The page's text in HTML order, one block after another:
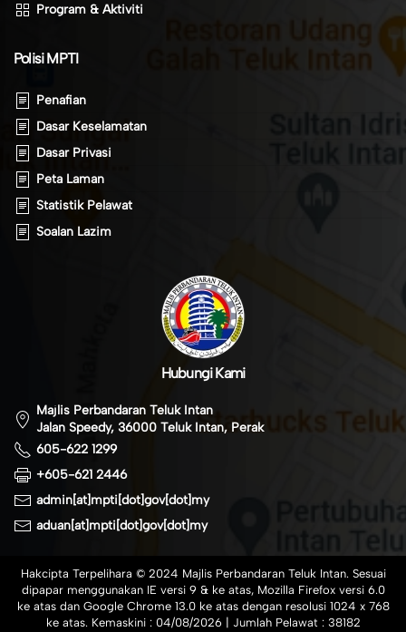
Program & Aktiviti
Polisi MPTI
Penafian
Dasar Keselamatan
Dasar Privasi
Peta Laman
Statistik Pelawat
Soalan Lazim
Hubungi Kami
Majlis Perbandaran Teluk Intan
Jalan Speedy, 36000 Teluk Intan, Perak
605-622 1299
+605-621 2446
admin[at]mpti[dot]gov[dot]my
aduan[at]mpti[dot]gov[dot]my
Hakcipta Terpelihara © 2024 Majlis Perbandaran Teluk Intan. Sesuai
dipapar menggunakan IE versi 9 & ke atas, Mozilla Firefox versi 6.0
ke atas dan Google Chrome 13.0 ke atas dengan resolusi 1024 x 768
ke atas. Kemaskini : 04/08/2026 | Jumlah Pelawat : 38182